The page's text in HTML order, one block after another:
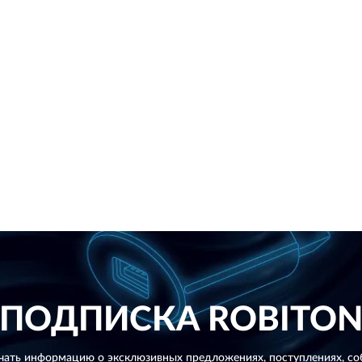
ПОДПИСКАROBITON
информацию о эксклюзивных предложениях,поступлениях,